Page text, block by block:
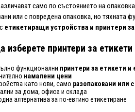
само по състоянието на
или с повредена опаковка, но тяхната
етикетиращи устройства и принтери
изберете принтери за
функционални принтери за етикети и
намалени цени
като нови, само разопаковани или
за дома, офиса и склада
алтернатива за по-евтино етикетиране